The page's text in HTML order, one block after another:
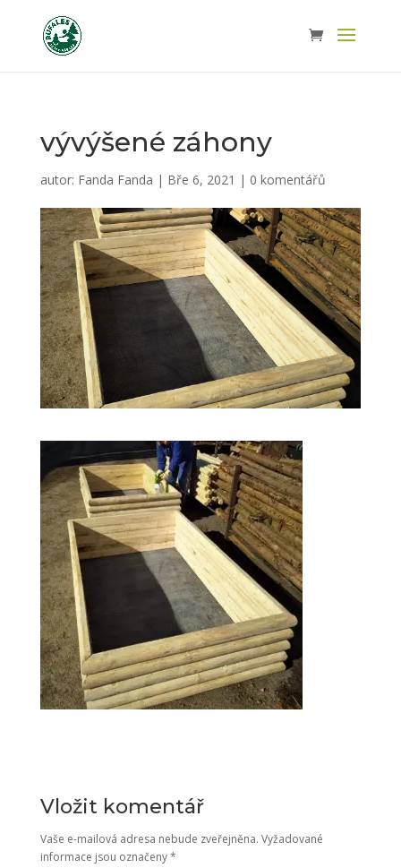
vývýšené záhony
autor: Fanda Fanda | Bře 6, 2021 | 0 komentářů
Vložit komentář
Vaše e-mailová adresa nebude zveřejněna. Vyžadované
informace jsou označeny*